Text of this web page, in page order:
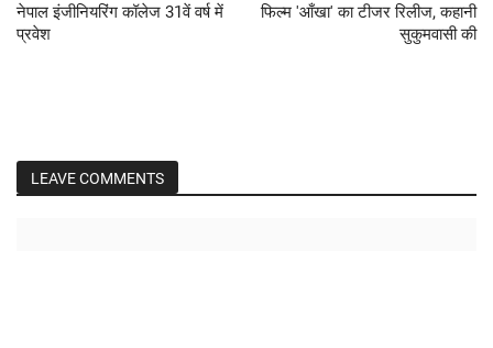
नेपाल इंजीनियरिंग कॉलेज 31वें वर्ष में
प्रवेश
फिल्म 'आँखा' का टीजर रिलीज, कहानी
सुकुमवासी की
LEAVE COMMENTS